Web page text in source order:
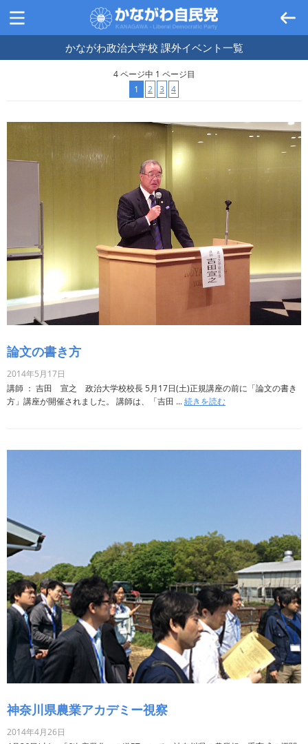
かながわ政治大学校 課外イベント一覧
4 ページ中 1 ページ目
1
2 3 4
論文の書き方
2014年5月17日
講師 ： 吉田 宣之 政治大学校校長 5月17日(土)正規講座の前に「論文の書き
方」講座が開催されました。 講師は、「吉田 ...続きを読む
神奈川県農業アカデミー視察
2014年4月26日